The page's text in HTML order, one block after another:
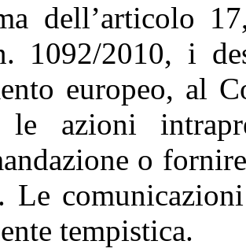
dell’articolo
1092/2010, i
europeo, al
le azioni
o
Le
tempistica.